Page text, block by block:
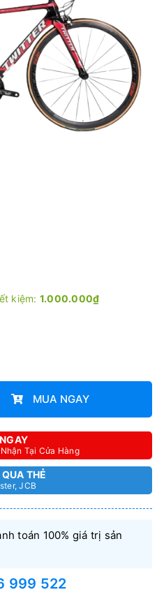
kiệm: 1.000.000₫
MUA NGAY
Tại Cửa Hàng
THẺ
JCB
toán 100% giá trị sản
999 522